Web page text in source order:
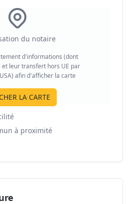
du notaire
d'informations (dont
et leur transfert hors UE par
afin d'afficher la carte
LA CARTE
à proximité